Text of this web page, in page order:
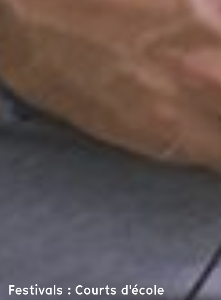
Festivals : Courts d'école